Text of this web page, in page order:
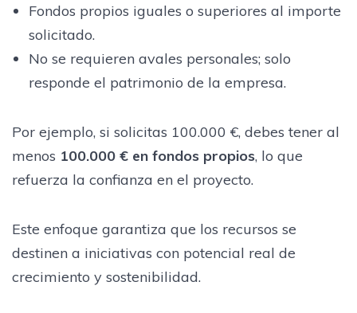
Fondos propios iguales o superiores al importe
solicitado.
No se requieren avales personales; solo
responde el patrimonio de la empresa.
Por ejemplo, si solicitas 100.000 €, debes tener al
menos 100.000 € en fondos propios, lo que
refuerza la confianza en el proyecto.
Este enfoque garantiza que los recursos se
destinen a iniciativas con potencial real de
crecimiento y sostenibilidad.